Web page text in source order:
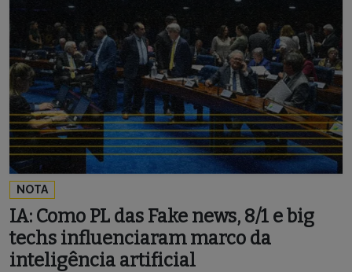
NOTA
IA: Como PL das Fake news, 8/1 e big
techs influenciaram marco da
inteligência artificial